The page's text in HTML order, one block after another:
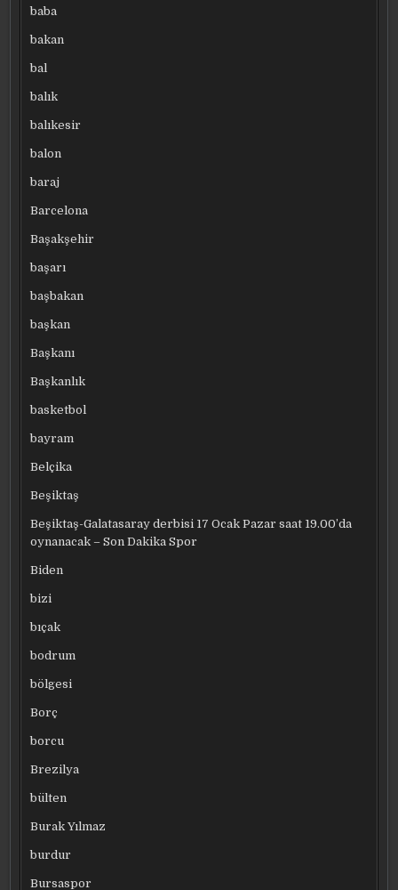
baba
bakan
bal
balık
balıkesir
balon
baraj
Barcelona
Başakşehir
başarı
başbakan
başkan
Başkanı
Başkanlık
basketbol
bayram
Belçika
Beşiktaş
Beşiktaş-Galatasaray derbisi 17 Ocak Pazar saat 19.00’da
oynanacak – Son Dakika Spor
Biden
bizi
bıçak
bodrum
bölgesi
Borç
borcu
Brezilya
bülten
Burak Yılmaz
burdur
Bursaspor